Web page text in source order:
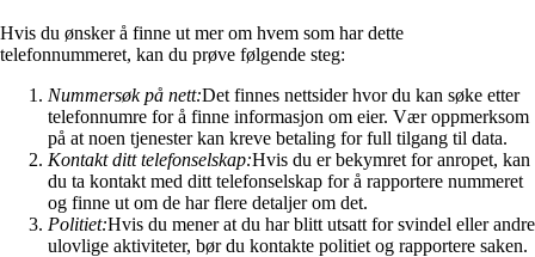
Hvis du ønsker å finne ut mer om hvem som har dette
telefonnummeret, kan du prøve følgende steg:
Nummersøk på nett:Det finnes nettsider hvor du kan søke etter
telefonnumre for å finne informasjon om eier. Vær oppmerksom
på at noen tjenester kan kreve betaling for full tilgang til data.
Kontakt ditt telefonselskap:Hvis du er bekymret for anropet, kan
du ta kontakt med ditt telefonselskap for å rapportere nummeret
og finne ut om de har flere detaljer om det.
Politiet:Hvis du mener at du har blitt utsatt for svindel eller andre
ulovlige aktiviteter, bør du kontakte politiet og rapportere saken.